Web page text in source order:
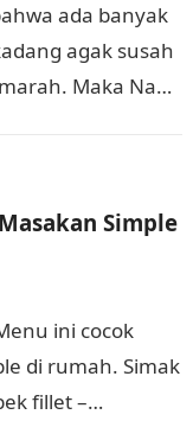
ada banyak
agak susah
Maka Nabi
Simple
ini cocok
di rumah. Simak
fillet –